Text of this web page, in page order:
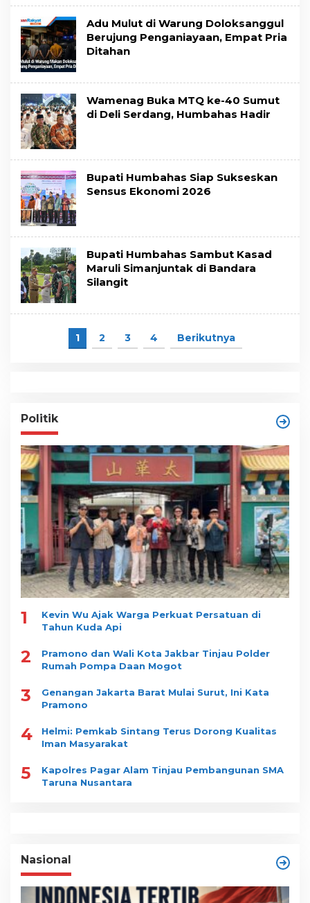
Adu Mulut di Warung Doloksanggul
Berujung Penganiayaan, Empat Pria
Ditahan
Wamenag Buka MTQ ke-40 Sumut
di Deli Serdang, Humbahas Hadir
Bupati Humbahas Siap Sukseskan
Sensus Ekonomi 2026
Bupati Humbahas Sambut Kasad
Maruli Simanjuntak di Bandara
Silangit
1 2 3 4 Berikutnya
Politik
1
Kevin Wu Ajak Warga Perkuat Persatuan di
Tahun Kuda Api
2
Pramono dan Wali Kota Jakbar Tinjau Polder
Rumah Pompa Daan Mogot
3
Genangan Jakarta Barat Mulai Surut, Ini Kata
Pramono
4
Helmi: Pemkab Sintang Terus Dorong Kualitas
Iman Masyarakat
5
Kapolres Pagar Alam Tinjau Pembangunan SMA
Taruna Nusantara
Nasional